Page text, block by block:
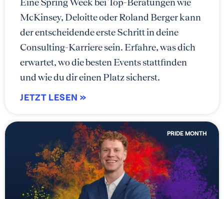
McKinsey, Deloitte oder Roland Berger kann
der entscheidende erste Schritt in deine
Consulting-Karriere sein. Erfahre, was dich
erwartet, wo die besten Events stattfinden
und wie du dir einen Platz sicherst.
JETZT LESEN »
PRIDE MONTH